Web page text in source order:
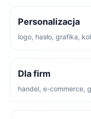
Personalizacja
logo, hasło, grafika,
Dla firm
handel, e-commerce,